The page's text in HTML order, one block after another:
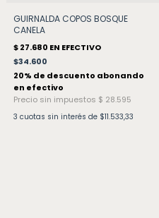
GUIRNALDA COPOS BOSQUE
CANELA
$34.600
3 cuotas sin interés de $11.533,33